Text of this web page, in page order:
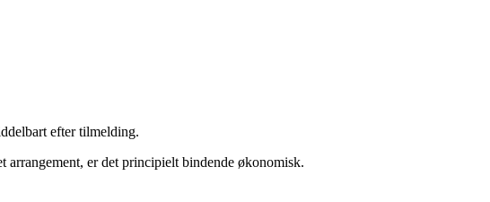
efter tilmelding.
er det principielt bindende økonomisk.